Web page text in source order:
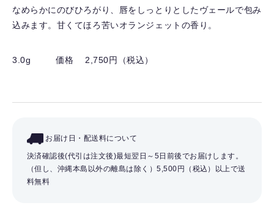
なめらかにのびひろがり、唇をしっとりとしたヴェールで包み
込みます。甘くてほろ苦いオランジェットの香り。
3.0g 価格 2,750円（税込）
お届け日・配送料について
決済確認後(代引は注文後)最短翌日～5日前後でお届けします。
（但し、沖縄本島以外の離島は除く）5,500円（税込）以上で送
料無料